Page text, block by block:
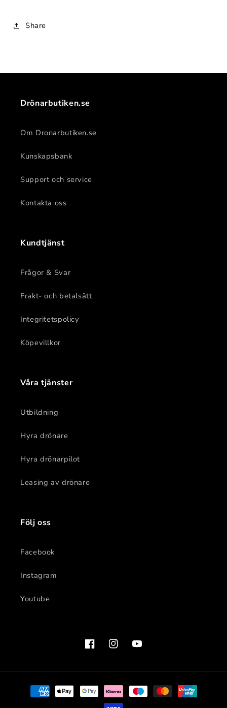
Share
Drönarbutiken.se
Om Dronarbutiken.se
Kunskapsbank
Support och service
Kontakta oss
Kundtjänst
Frågor & Svar
Frakt- och betalsätt
Integritetspolicy
Köpevillkor
Våra tjänster
Utbildning
Hyra drönare
Hyra drönarpilot
Leasing av drönare
Följ oss
Facebook
Instagram
Youtube
FacebookInstagramYouTube
Betalningsmetoder